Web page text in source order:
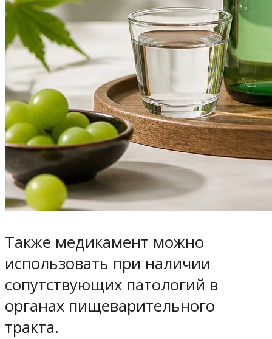
Также медикамент можно
использовать при наличии
сопутствующих патологий в
органах пищеварительного
тракта.